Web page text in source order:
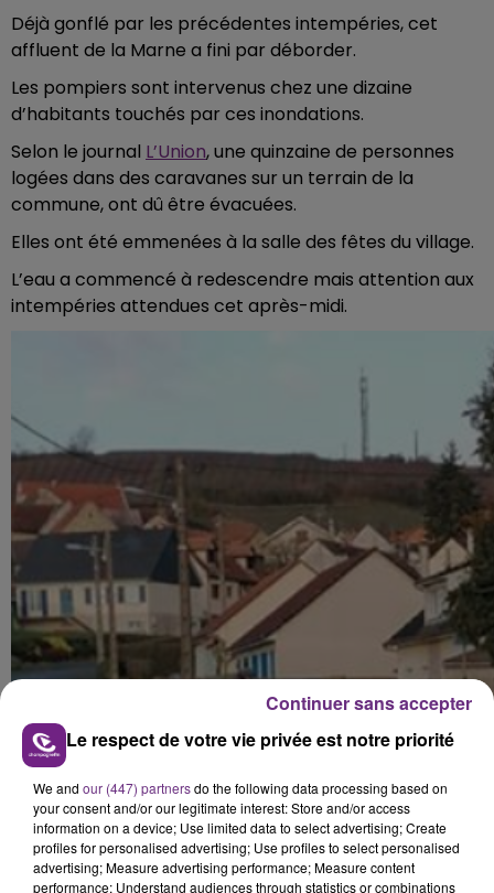
Déjà gonflé par les précédentes intempéries, cet
affluent de la Marne a fini par déborder.
Les pompiers sont intervenus chez une dizaine
d’habitants touchés par ces inondations.
Selon le journal L’Union, une quinzaine de personnes
logées dans des caravanes sur un terrain de la
commune, ont dû être évacuées.
Elles ont été emmenées à la salle des fêtes du village.
L’eau a commencé à redescendre mais attention aux
intempéries attendues cet après-midi.
Le respect de votre vie privée est notre priorité
We and our (447) partnersdo the following data processing based on
your consent and/or our legitimate interest: Store and/or access
information on a device; Use limited data to select advertising; Create
profiles for personalised advertising; Use profiles to select personalised
advertising; Measure advertising performance; Measure content
performance; Understand audiences through statistics or combinations
Continuer sans accepter